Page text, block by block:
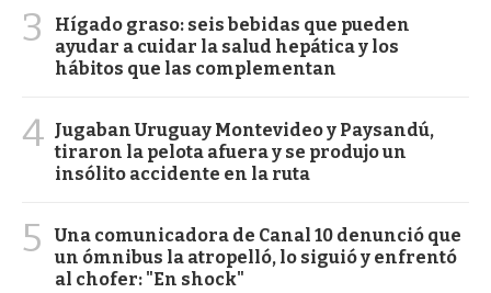
3
Hígado graso: seis bebidas que pueden
ayudar a cuidar la salud hepática y los
hábitos que las complementan
4 Jugaban Uruguay Montevideo y Paysandú,
tiraron la pelota afuera y se produjo un
insólito accidente en la ruta
5
Una comunicadora de Canal 10 denunció que
un ómnibus la atropelló, lo siguió y enfrentó
al chofer: "En shock"